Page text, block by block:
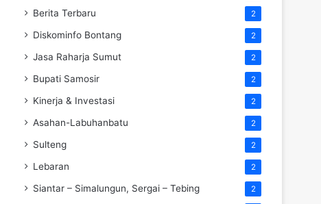
Berita Terbaru 2
Diskominfo Bontang 2
Jasa Raharja Sumut 2
Bupati Samosir 2
Kinerja & Investasi 2
Asahan-Labuhanbatu 2
Sulteng 2
Lebaran 2
Siantar – Simalungun, Sergai – Tebing 2